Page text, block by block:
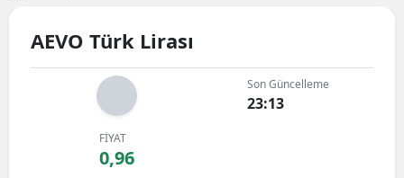
Antalya
AEVO Türk Lirası
Son Güncelleme
23:13
FİYAT
0,96